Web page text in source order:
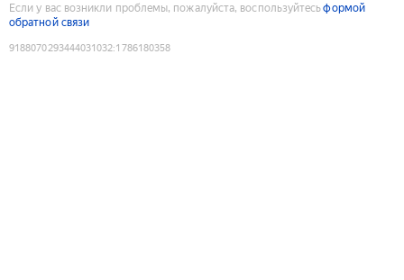
Если у вас возникли проблемы, пожалуйста, воспользуйтесьформой
обратной связи
9188070293444031032:1786180358